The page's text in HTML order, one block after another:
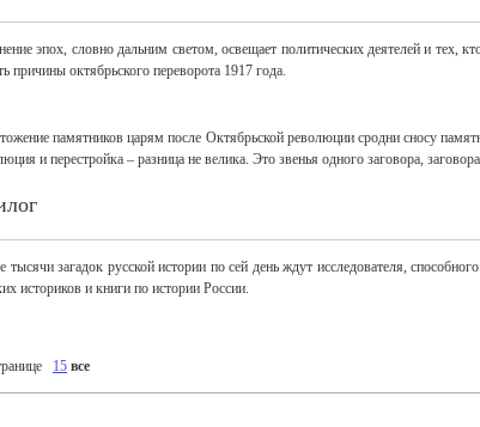
эпох, словно дальним светом, освещает политических деятелей и тех,
причины октябрьского переворота 1917 года.
памятников царям после Октябрьской революции сродни сносу
и перестройка – разница не велика. Это звенья одного заговора,
тысячи загадок русской истории по сей день ждут исследователя,
историков и книги по истории России.
15 все